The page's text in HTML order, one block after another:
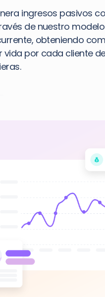
ingresos pasivos
de nuestro
obteniendo
vida por cada cliente